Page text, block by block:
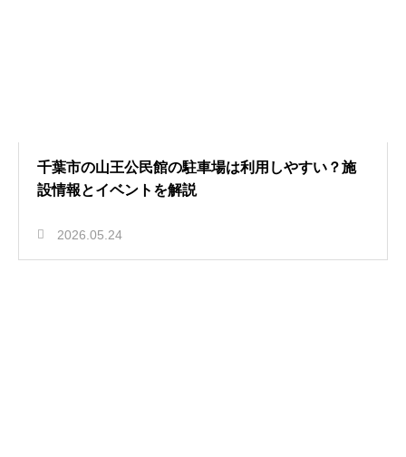
千葉市の山王公民館の駐車場は利用しやすい？施
設情報とイベントを解説
2026.05.24